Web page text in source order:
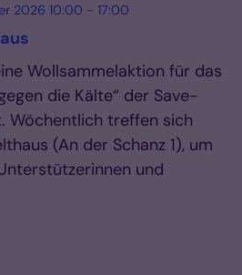
2026 10:00 - 17:00
Wollsammelaktion für das
die Kälte“ der Save-
Wöchentlich treffen sich
(An der Schanz 1), um
und